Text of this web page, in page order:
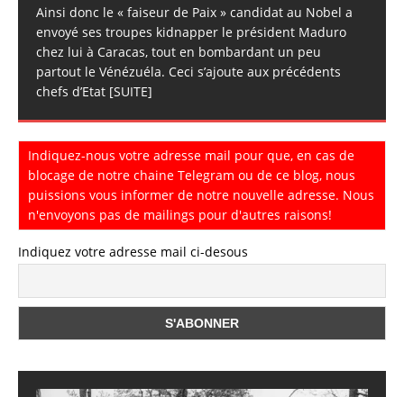
Ainsi donc le « faiseur de Paix » candidat au Nobel a
envoyé ses troupes kidnapper le président Maduro
chez lui à Caracas, tout en bombardant un peu
partout le Vénézuéla. Ceci s’ajoute aux précédents
chefs d’Etat [SUITE]
Indiquez-nous votre adresse mail pour que, en cas de
blocage de notre chaine Telegram ou de ce blog, nous
puissions vous informer de notre nouvelle adresse. Nous
n'envoyons pas de mailings pour d'autres raisons!
Indiquez votre adresse mail ci-desous